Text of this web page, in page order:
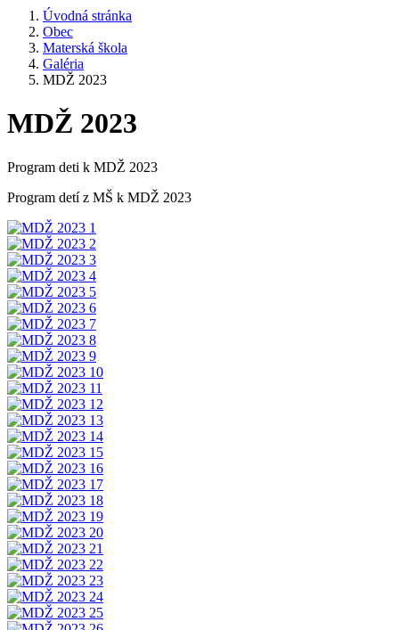
Úvodná stránka
Obec
Materská škola
Galéria
MDŽ 2023
MDŽ 2023
Program deti k MDŽ 2023
Program detí z MŠ k MDŽ 2023